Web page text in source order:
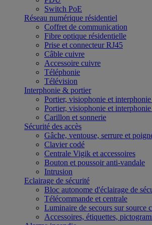
Switch PoE
Réseau numérique résidentiel
Coffret de communication
Fibre optique résidentielle
Prise et connecteur RJ45
Câble cuivre
Accessoire cuivre
Téléphonie
Télévision
Interphonie & portier
Portier, visiophonie et
Portier, visiophonie et
Carillon et sonnerie
Sécurité des accès
Gâche, ventouse, serrure et
Clavier codé
Centrale Vigik et accessoires
Bouton et poussoir anti-vandale
Intrusion
Eclairage de sécurité
Bloc autonome d'éclairage de
Télécommande et centrale
Luminaire de secours sur source
Accessoires, étiquettes,